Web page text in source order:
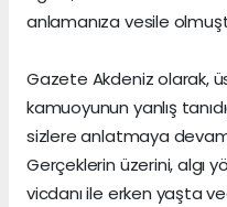
anlamanıza vesile
Gazete Akdeniz olarak,
kamuoyunun yanlış
sizlere anlatmaya
Gerçeklerin üzerini, algı
vicdanı ile erken yaşta